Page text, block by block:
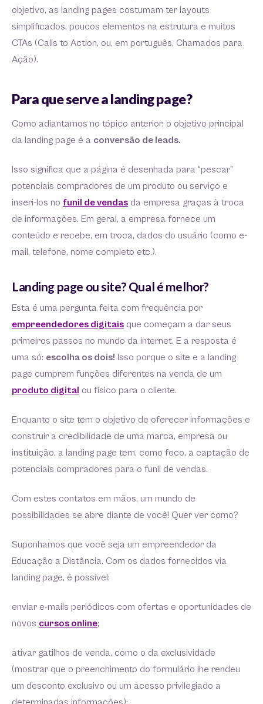
objetivo, as landing pages costumam ter layouts
simplificados, poucos elementos na estrutura e muitos
CTAs (Calls to Action, ou, em português, Chamados para
Ação).
Para que serve a landing page?
Como adiantamos no tópico anterior, o objetivo principal
da landing page é a conversão de leads.
Isso significa que a página é desenhada para “pescar”
potenciais compradores de um produto ou serviço e
inseri-los no funil de vendas da empresa graças à troca
de informações. Em geral, a empresa fornece um
conteúdo e recebe, em troca, dados do usuário (como e-
mail, telefone, nome completo etc.).
Landing page ou site? Qual é melhor?
Esta é uma pergunta feita com frequência por
empreendedores digitais que começam a dar seus
primeiros passos no mundo da internet. E a resposta é
uma só: escolha os dois! Isso porque o site e a landing
page cumprem funções diferentes na venda de um
produto digital ou físico para o cliente.
Enquanto o site tem o objetivo de oferecer informações e
construir a credibilidade de uma marca, empresa ou
instituição, a landing page tem, como foco, a captação de
potenciais compradores para o funil de vendas.
Com estes contatos em mãos, um mundo de
possibilidades se abre diante de você! Quer ver como?
Suponhamos que você seja um empreendedor da
Educação a Distância. Com os dados fornecidos via
landing page, é possível:
enviar e-mails periódicos com ofertas e oportunidades de
novos cursos online;
ativar gatilhos de venda, como o da exclusividade
(mostrar que o preenchimento do formulário lhe rendeu
um desconto exclusivo ou um acesso privilegiado a